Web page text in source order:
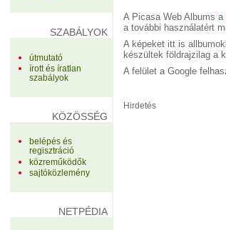
SZABÁLYOK
útmutató
írott és íratlan
szabályok
KÖZÖSSÉG
belépés és
regisztráció
közreműködők
sajtóközlemény
NETPÉDIA
A Picasa Web Albums a
a további használatért
A képeket itt is
készültek földrajzilag a
A felület a Google
Hirdetés